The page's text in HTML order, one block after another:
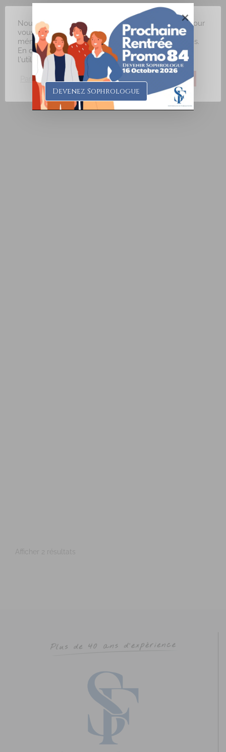
Relancer la recherche lorsque la carte est déplacée
Afficher 2 résultats
Devenez Sophrologue
Nous utilisons des cookies sur notre site internet pour
vous offrir une expérience plus pertinente en
mémorisant vos préférences et vos visites répétées.
En cliquant sur "J'accepte", vous consentez à
l'utilisation de TOUS les cookies.
Paramètres des Cookies J'accepte Je refuse